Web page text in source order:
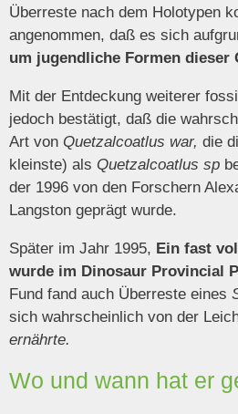
Überreste nach dem Holotypen
angenommen, daß es sich
um jugendliche Formen dieser
Mit der Entdeckung weiterer
jedoch bestätigt, daß die
Art von Quetzalcoatlus war, die
kleinste) als Quetzalcoatlus sp
der 1996 von den Forschern
Langston geprägt wurde.
Später im Jahr 1995, Ein fast
wurde im Dinosaur Provincial
Fund fand auch Überreste eines
sich wahrscheinlich von der
ernährte.
Wo und wann hat er